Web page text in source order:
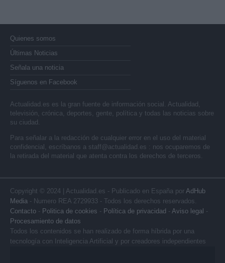
Quienes somos
Últimas Noticias
Señala una noticia
Síguenos en Facebook
Actualidad.es es la gran fuente de información social. Actualidad,
televisión, crónica, deportes, gente, política y todas las noticias sobre
su ciudad.
Para señalar a la redacción de cualquier error en el uso del material
confidencial, escríbanos a staff@actualidad.es : nos ocuparemos de
la retirada del material que atenta contra los derechos de terceros.
Copyright © 2024 | Actualidad.es - Publicado en España por AdHub
Media - Numero REA 2729933 - Todos los derechos reservados.
Contacto - Politica de cookies - Política de privacidad - Aviso legal -
Procesamiento de datos
Todos los contenidos se han realizado de forma híbrida por una
tecnología con Inteligencia Artificial y por creadores independientes